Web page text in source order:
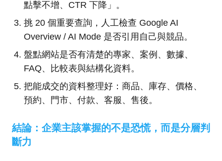
點擊不增、CTR 下降」。
挑 20 個重要查詢，人工檢查 Google AI
Overview / AI Mode 是否引用自己與競品。
盤點網站是否有清楚的專家、案例、數據、
FAQ、比較表與結構化資料。
把能成交的資料整理好：商品、庫存、價格、
預約、門市、付款、客服、售後。
結論：企業主該掌握的不是恐慌，而是分層判
斷力